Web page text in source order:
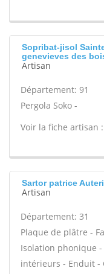
Sopribat-jisol
genevieves des
Artisan
Département: 91
Pergola Soko -
Voir la fiche artisan :
Sartor patrice
Artisan
Département: 31
Plaque de plâtre -
Isolation phonique
intérieurs - Enduit -